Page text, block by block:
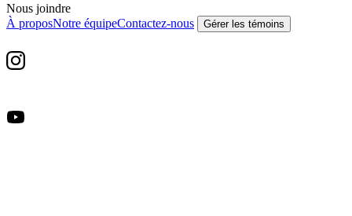
Nous joindre
À proposNotre équipeContactez-nous Gérer les témoins